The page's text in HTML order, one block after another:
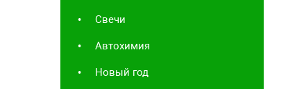
Свечи
Автохимия
Новый год